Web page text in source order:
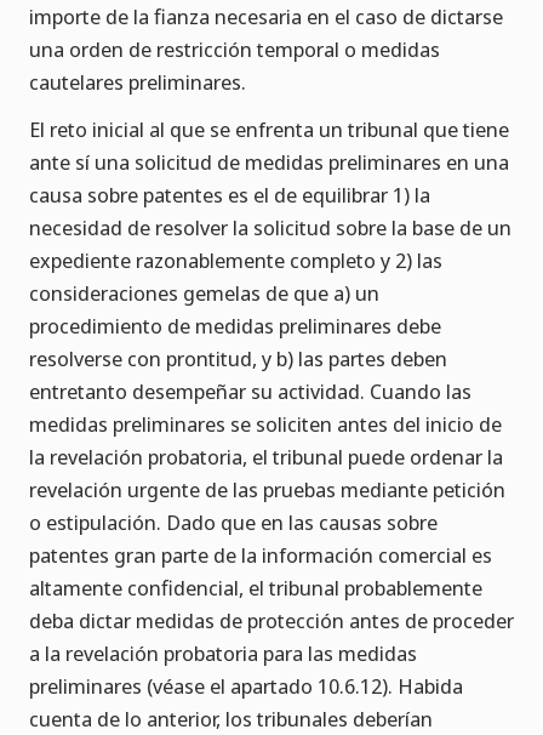
importe de la fianza necesaria en el caso de dictarse
una orden de restricción temporal o medidas
cautelares preliminares.
El reto inicial al que se enfrenta un tribunal que tiene
ante sí una solicitud de medidas preliminares en una
causa sobre patentes es el de equilibrar 1) la
necesidad de resolver la solicitud sobre la base de un
expediente razonablemente completo y 2) las
consideraciones gemelas de que a) un
procedimiento de medidas preliminares debe
resolverse con prontitud, y b) las partes deben
entretanto desempeñar su actividad. Cuando las
medidas preliminares se soliciten antes del inicio de
la revelación probatoria, el tribunal puede ordenar la
revelación urgente de las pruebas mediante petición
o estipulación. Dado que en las causas sobre
patentes gran parte de la información comercial es
altamente confidencial, el tribunal probablemente
deba dictar medidas de protección antes de proceder
a la revelación probatoria para las medidas
preliminares (véase el apartado 10.6.12). Habida
cuenta de lo anterior, los tribunales deberían